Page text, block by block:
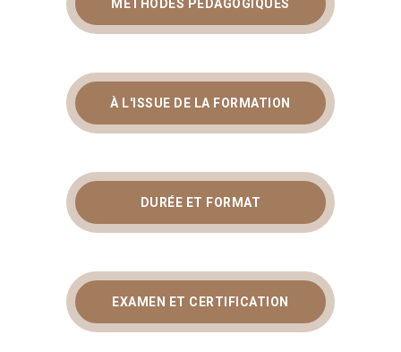
MÉTHODES PÉDAGOGIQUES
À L'ISSUE DE LA FORMATION
DURÉE ET FORMAT
EXAMEN ET CERTIFICATION